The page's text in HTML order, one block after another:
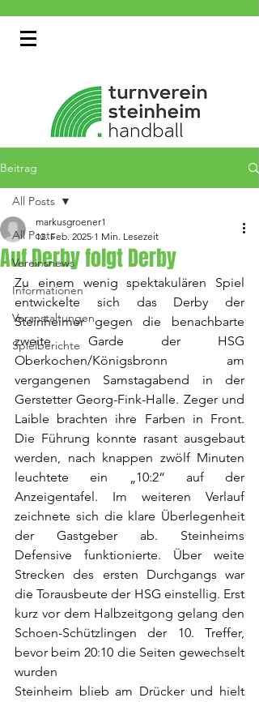
Beitrag
All Posts
Vereinsnews
Informationen
Veranstaltungen
Spielberichte
All Posts
Auf Derby folgt Derby
markusgroener1
12. Feb. 2025 1 Min. Lesezeit
Zu einem wenig spektakulären Spiel
entwickelte sich das Derby der
Steinheimer gegen die benachbarte
zweite Garde der HSG
Oberkochen/Königsbronn am
vergangenen Samstagabend in der
Gerstetter Georg-Fink-Halle. Zeger und
Laible brachten ihre Farben in Front.
Die Führung konnte rasant ausgebaut
werden, nach knappen zwölf Minuten
leuchtete ein „10:2“ auf der
Anzeigentafel. Im weiteren Verlauf
zeichnete sich die klare Überlegenheit
der Gastgeber ab. Steinheims
Defensive funktionierte. Über weite
Strecken des ersten Durchgangs war
die Torausbeute der HSG einstellig. Erst
kurz vor dem Halbzeitgong gelang den
Schoen-Schützlingen der 10. Treffer,
bevor beim 20:10 die Seiten gewechselt
wurden
Steinheim blieb am Drücker und hielt